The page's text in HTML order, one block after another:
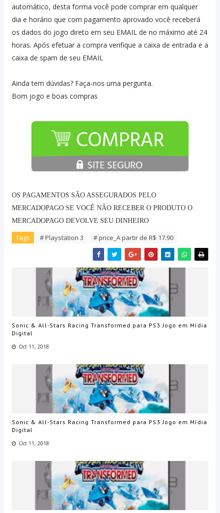
automático, desta forma você pode comprar em qualquer
dia e horário que com pagamento aprovado você receberá
os dados do jogo direto em seu EMAIL de no máximo até 24
horas. Após efetuar a compra verifique a caixa de entrada e a
caixa de spam de seu EMAIL
Ainda tem dúvidas? Faça-nos uma pergunta.
Bom jogo e boas compras
OS PAGAMENTOS SÃO ASSEGURADOS PELO
MERCADOPAGO SE VOCÊ NÃO RECEBER O PRODUTO O
MERCADOPAGO DEVOLVE SEU DINHEIRO
Tags # Playstation 3 # price_A partir de R$ 17.90
Sonic & All-Stars Racing Transformed para PS3 Jogo em Mídia
Digital
Oct 11, 2018
Sonic & All-Stars Racing Transformed para PS3 Jogo em Mídia
Digital
Oct 11, 2018